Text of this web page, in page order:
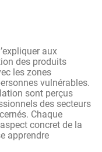
respect des zones
etc.) d’autre
/ P2 / P3
aux
des produits
les zones
vulnérables.
sont perçus
des secteurs
Chaque
concret de la
apprendre